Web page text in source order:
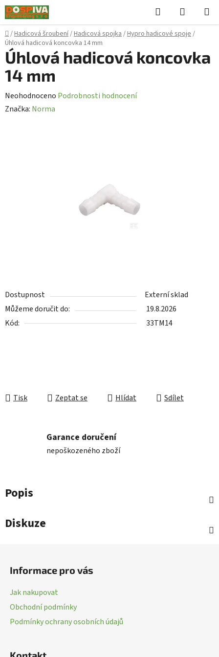
Přejít
na
obsah
Hledat
KOŠÍK
Domů
/Hadicová šroubení/Hadicová spojka/Hypro hadicové spoje/
Úhlová hadicová koncovka 14 mm
Dostupnost
Externí sklad
Můžeme doručit do:
19.8.2026
Kód:
33TM14
Tisk Zeptat se Hlídat Sdílet
Úhlová hadicová koncovka
14 mm
Průměrné
hodnocení
Neohodnoceno Podrobnosti hodnocení
Značka: Norma
Garance doručení
nepoškozeného zboží
Popis
Diskuze
Informace pro vás
Jak nakupovat
Obchodní podmínky
Podmínky ochrany osobních údajů